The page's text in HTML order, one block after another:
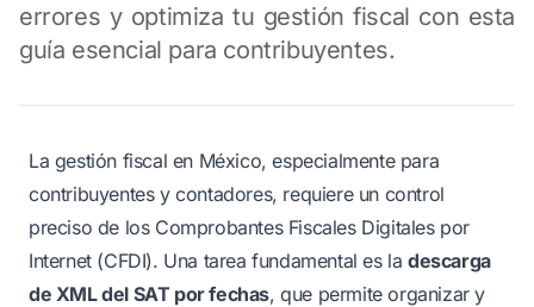
errores y optimiza tu gestión fiscal con esta
guía esencial para contribuyentes.
La gestión fiscal en México, especialmente para
contribuyentes y contadores, requiere un control
preciso de los Comprobantes Fiscales Digitales por
Internet (CFDI). Una tarea fundamental es ladescarga
de XML del SAT por fechas, que permite organizar y